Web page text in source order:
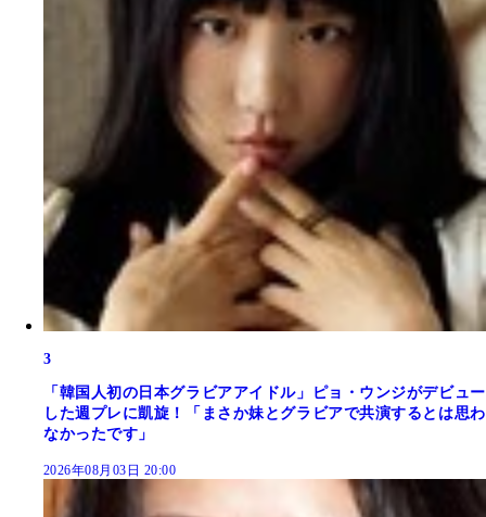
3
「韓国人初の日本グラビアアイドル」ピョ・ウンジがデビュー
した週プレに凱旋！「まさか妹とグラビアで共演するとは思わ
なかったです」
2026年08月03日 20:00